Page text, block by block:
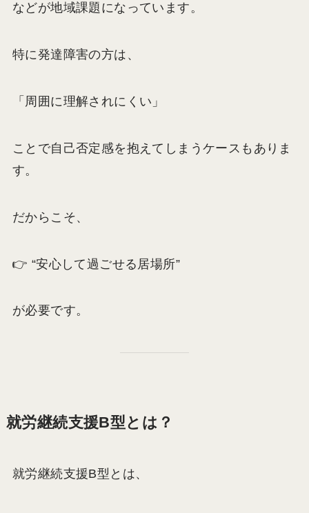
などが地域課題になっています。
特に発達障害の方は、
「周囲に理解されにくい」
ことで自己否定感を抱えてしまうケースもありま
す。
だからこそ、
👉 “安心して過ごせる居場所”
が必要です。
就労継続支援B型とは？
就労継続支援B型とは、